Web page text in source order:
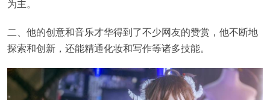
为主。
二、他的创意和音乐才华得到了不少网友的赞赏，他不断地
探索和创新，还能精通化妆和写作等诸多技能。